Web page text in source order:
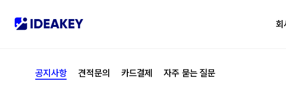
회
공지사항 견적문의 카드결제 자주 묻는 질문